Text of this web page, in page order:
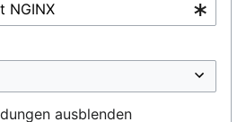
ausblenden